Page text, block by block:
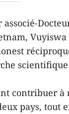
scientifique
contribuer à
pays, tout